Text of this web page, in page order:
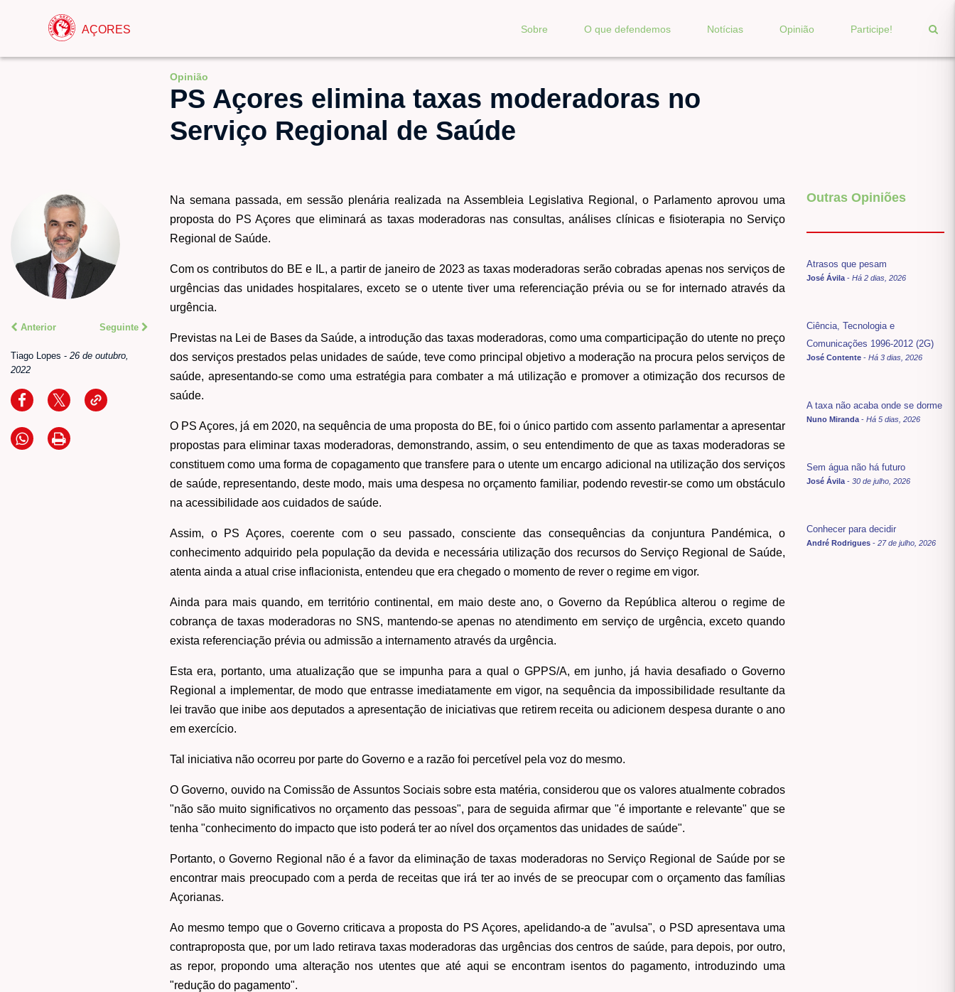
AÇORES Sobre O que defendemos Notícias Opinião Participe!
Opinião
PS Açores elimina taxas moderadoras no
Serviço Regional de Saúde
Anterior Seguinte
Tiago Lopes - 26 de outubro,
2022
Na semana passada, em sessão plenária realizada na Assembleia Legislativa Regional, o Parlamento aprovou uma
proposta do PS Açores que eliminará as taxas moderadoras nas consultas, análises clínicas e fisioterapia no Serviço
Regional de Saúde.
Com os contributos do BE e IL, a partir de janeiro de 2023 as taxas moderadoras serão cobradas apenas nos serviços de
urgências das unidades hospitalares, exceto se o utente tiver uma referenciação prévia ou se for internado através da
urgência.
Previstas na Lei de Bases da Saúde, a introdução das taxas moderadoras, como uma comparticipação do utente no preço
dos serviços prestados pelas unidades de saúde, teve como principal objetivo a moderação na procura pelos serviços de
saúde, apresentando-se como uma estratégia para combater a má utilização e promover a otimização dos recursos de
saúde.
O PS Açores, já em 2020, na sequência de uma proposta do BE, foi o único partido com assento parlamentar a apresentar
propostas para eliminar taxas moderadoras, demonstrando, assim, o seu entendimento de que as taxas moderadoras se
constituem como uma forma de copagamento que transfere para o utente um encargo adicional na utilização dos serviços
de saúde, representando, deste modo, mais uma despesa no orçamento familiar, podendo revestir-se como um obstáculo
na acessibilidade aos cuidados de saúde.
Assim, o PS Açores, coerente com o seu passado, consciente das consequências da conjuntura Pandémica, o
conhecimento adquirido pela população da devida e necessária utilização dos recursos do Serviço Regional de Saúde,
atenta ainda a atual crise inflacionista, entendeu que era chegado o momento de rever o regime em vigor.
Ainda para mais quando, em território continental, em maio deste ano, o Governo da República alterou o regime de
cobrança de taxas moderadoras no SNS, mantendo-se apenas no atendimento em serviço de urgência, exceto quando
exista referenciação prévia ou admissão a internamento através da urgência.
Esta era, portanto, uma atualização que se impunha para a qual o GPPS/A, em junho, já havia desafiado o Governo
Regional a implementar, de modo que entrasse imediatamente em vigor, na sequência da impossibilidade resultante da
lei travão que inibe aos deputados a apresentação de iniciativas que retirem receita ou adicionem despesa durante o ano
em exercício.
Tal iniciativa não ocorreu por parte do Governo e a razão foi percetível pela voz do mesmo.
O Governo, ouvido na Comissão de Assuntos Sociais sobre esta matéria, considerou que os valores atualmente cobrados
"não são muito significativos no orçamento das pessoas", para de seguida afirmar que "é importante e relevante" que se
tenha "conhecimento do impacto que isto poderá ter ao nível dos orçamentos das unidades de saúde".
Portanto, o Governo Regional não é a favor da eliminação de taxas moderadoras no Serviço Regional de Saúde por se
encontrar mais preocupado com a perda de receitas que irá ter ao invés de se preocupar com o orçamento das famílias
Açorianas.
Ao mesmo tempo que o Governo criticava a proposta do PS Açores, apelidando-a de "avulsa", o PSD apresentava uma
contraproposta que, por um lado retirava taxas moderadoras das urgências dos centros de saúde, para depois, por outro,
as repor, propondo uma alteração nos utentes que até aqui se encontram isentos do pagamento, introduzindo uma
"redução do pagamento".
Outras Opiniões
Atrasos que pesam
José Ávila - Há 2 dias, 2026
Ciência, Tecnologia e
Comunicações 1996-2012 (2G)
José Contente - Há 3 dias, 2026
A taxa não acaba onde se dorme
Nuno Miranda - Há 5 dias, 2026
Sem água não há futuro
José Ávila - 30 de julho, 2026
Conhecer para decidir
André Rodrigues - 27 de julho, 2026